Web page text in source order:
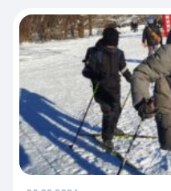
примерах увидели и
перкуссии и
исполнительстве
направлений. А